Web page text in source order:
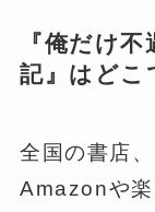
『俺だけ
記』はどこ
全国の書店
Amazonや